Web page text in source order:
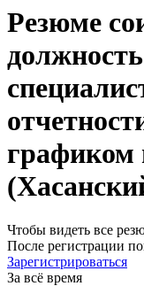
Резюме
графиком
Чтобы видеть все
После регистрации
Зарегистрироваться
За всё время